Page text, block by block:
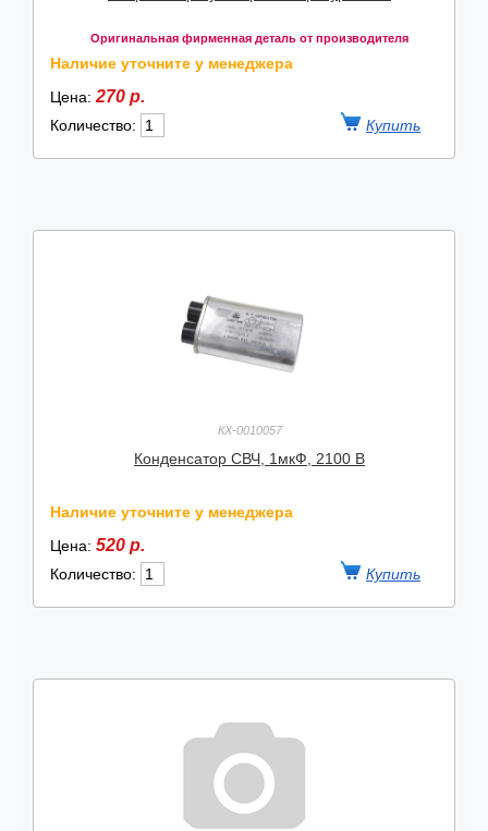
Оригинальная фирменная деталь от производителя
Наличие уточните у менеджера
Цена: 270 р.
Количество:
КХ-0010057
Конденсатор СВЧ, 1мкФ, 2100 В
Наличие уточните у менеджера
Цена: 520 р.
Количество: